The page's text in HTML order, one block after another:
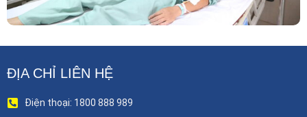
ĐỊA CHỈ LIÊN HỆ
Điện thoại: 1800 888 989